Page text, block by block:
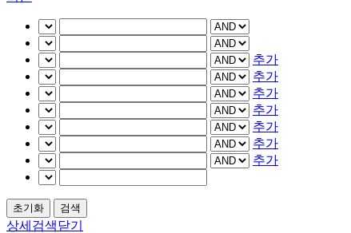
추가
추가
추가
추가
추가
추가
추가
상세검색닫기